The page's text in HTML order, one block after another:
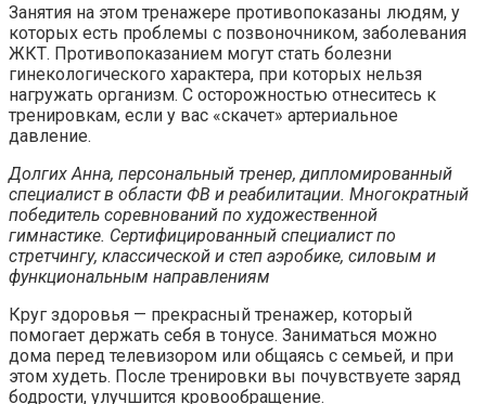
Занятия на этом тренажере противопоказаны людям, у
которых есть проблемы с позвоночником, заболевания
ЖКТ. Противопоказанием могут стать болезни
гинекологического характера, при которых нельзя
нагружать организм. С осторожностью отнеситесь к
тренировкам, если у вас «скачет» артериальное
давление.
Долгих Анна, персональный тренер, дипломированный
специалист в области ФВ и реабилитации. Многократный
победитель соревнований по художественной
гимнастике. Сертифицированный специалист по
стретчингу, классической и степ аэробике, силовым и
функциональным направлениям
Круг здоровья — прекрасный тренажер, который
помогает держать себя в тонусе. Заниматься можно
дома перед телевизором или общаясь с семьей, и при
этом худеть. После тренировки вы почувствуете заряд
бодрости, улучшится кровообращение.